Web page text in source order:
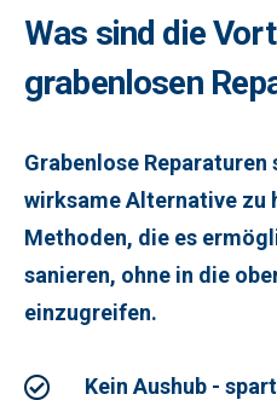
Was sind die
grabenlosen
Grabenlose
wirksame Alternative zu
Methoden, die es
sanieren, ohne in die
einzugreifen.
Kein Aushub -